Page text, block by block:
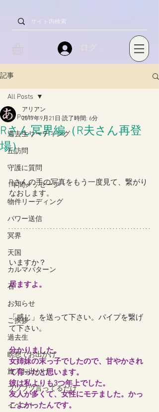
ログイン
記事
All Posts
過去生リーディング
丘訪問
守護に質問
1年間メッセージ
物件リーディング
パワー送信
冥界
天国
カルマパターン
石
お知らせ
ご挨拶
過去生
瞑想でお出かけ
旅／お出かけ
ブツブツ言ってるだけ
イベント
All Posts
Rさん冥界編（R夫さん再登
場）
アリアン
2017年9月21日 読了時間: 6分
Rさんの手の写真をもう一度見て、繋がり
なおします。
いますか？
居ますよ。
「感じ」を送って下さい。パイプを繋げ
て下さい。
分かりました。
女姉妹の末っ子でしたので、甘やかされ
て育ったと思います。
彼は私よりも3つ年上でした。
友人が多くて、女性にモテました。かっ
こよかったんです。